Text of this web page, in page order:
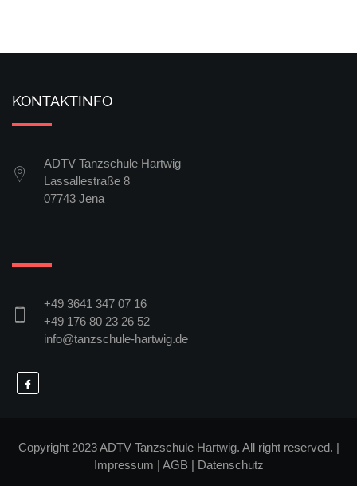
KONTAKTINFO
ADTV Tanzschule Hartwig
Lassallestraße 8
07743 Jena
+49 3641 347 07 16
+49 176 80 23 26 52
info@tanzschule-hartwig.de
Copyright 2023 ADTV Tanzschule Hartwig. All right reserved. |
Impressum | AGB | Datenschutz